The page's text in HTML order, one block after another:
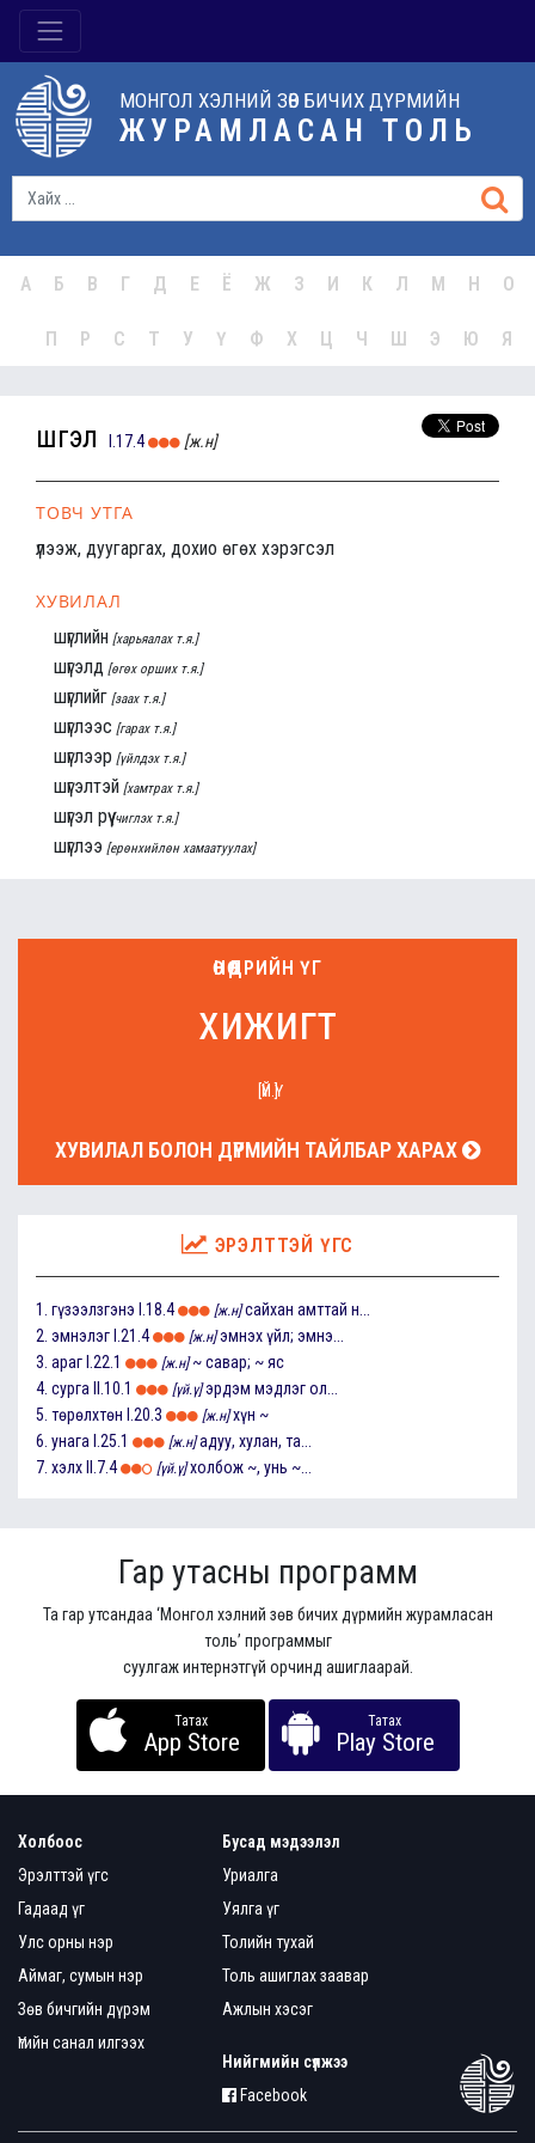
МОНГОЛ ХЭЛНИЙ ЗӨВ БИЧИХ ДҮРМИЙН
ЖУРАМЛАСАН ТОЛЬ
А Б В Г Д Е Ё Ж З И К Л М Н О
П Р С Т У Ү Ф Х Ц Ч Ш Э Ю Я
шүгэл I.17.4 [ж.н]
ТОВЧ УТГА
үлээж, дуугаргах, дохио өгөх хэрэгсэл
ХУВИЛАЛ
шүглийн [харьяалах т.я.]
шүгэлд [өгөх орших т.я.]
шүглийг [заах т.я.]
шүглээс [гарах т.я.]
шүглээр [үйлдэх т.я.]
шүгэлтэй [хамтрах т.я.]
шүгэл рүү [чиглэх т.я.]
шүглээ [ерөнхийлөн хамаатуулах]
ӨНӨӨДРИЙН ҮГ
хижигт
[ҮЙ.Ү]
ХУВИЛАЛ БОЛОН ДҮРМИЙН ТАЙЛБАР ХАРАХ
ЭРЭЛТТЭЙ ҮГС
1. гүзээлзгэнэ I.18.4 [ж.н] сайхан амттай н...
2. эмнэлэг I.21.4 [ж.н] эмнэх үйл; эмнэ...
3. араг I.22.1 [ж.н] ~ савар; ~ яс
4. сурга II.10.1 [үй.ү] эрдэм мэдлэг ол...
5. төрөлхтөн I.20.3 [ж.н] хүн ~
6. унага I.25.1 [ж.н] адуу, хулан, та...
7. хэлх II.7.4 [үй.ү] холбож ~, унь ~...
Гар утасны программ
Та гар утсандаа ‘Монгол хэлний зөв бичих дүрмийн журамласан
толь’ программыг
суулгаж интернэтгүй орчинд ашиглаарай.
Татах
App Store
Татах
Play Store
Холбоос
Эрэлттэй үгс
Гадаад үг
Улс орны нэр
Аймаг, сумын нэр
Зөв бичгийн дүрэм
Үгийн санал илгээх
Бусад мэдээлэл
Уриалга
Уялга үг
Толийн тухай
Толь ашиглах заавар
Ажлын хэсэг
Нийгмийн сүлжээ
Facebook